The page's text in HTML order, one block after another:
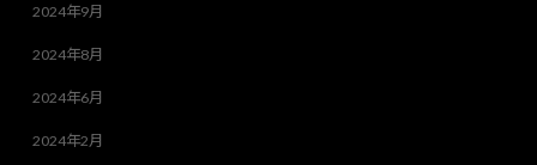
2024年9月
2024年8月
2024年6月
2024年2月